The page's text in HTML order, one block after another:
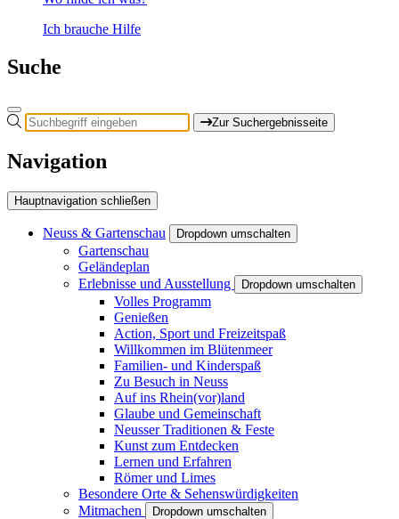
Ich brauche Hilfe
Suche
Zur Suchergebnisseite
Navigation
Hauptnavigation schließen
Neuss & Gartenschau Dropdown umschalten
Gartenschau
Geländeplan
Erlebnisse und Ausstellung
Dropdown umschalten
Volles Programm
Genießen
Action, Sport und Freizeitspaß
Willkommen im Blütenmeer
Familien- und Kinderspaß
Zu Besuch in Neuss
Auf ins Rhein(vor)land
Glaube und Gemeinschaft
Neusser Traditionen & Feste
Kunst zum Entdecken
Lernen und Erfahren
Römer und Limes
Besondere Orte & Sehenswürdigkeiten
Mitmachen
Dropdown umschalten